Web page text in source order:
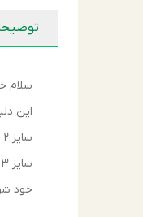
سلام
اين
سايز ٢ دور سينه ١٠٨ قد ٦٤
سايز ٣ دور سينه ١١٢ قد ٦٥
خود